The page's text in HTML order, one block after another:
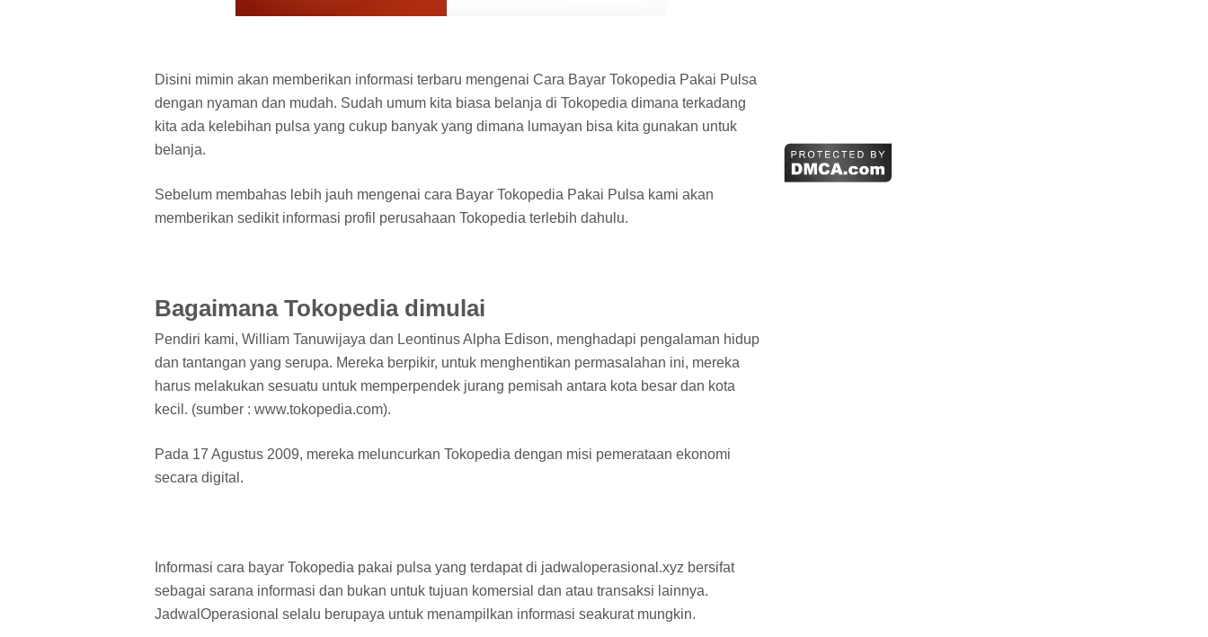
Disini mimin akan memberikan informasi terbaru mengenai Cara Bayar Tokopedia Pakai Pulsa
dengan nyaman dan mudah. Sudah umum kita biasa belanja di Tokopedia dimana terkadang
kita ada kelebihan pulsa yang cukup banyak yang dimana lumayan bisa kita gunakan untuk
belanja.
Sebelum membahas lebih jauh mengenai cara Bayar Tokopedia Pakai Pulsa kami akan
memberikan sedikit informasi profil perusahaan Tokopedia terlebih dahulu.
Bagaimana Tokopedia dimulai
Pendiri kami, William Tanuwijaya dan Leontinus Alpha Edison, menghadapi pengalaman hidup
dan tantangan yang serupa. Mereka berpikir, untuk menghentikan permasalahan ini, mereka
harus melakukan sesuatu untuk memperpendek jurang pemisah antara kota besar dan kota
kecil. (sumber : www.tokopedia.com).
Pada 17 Agustus 2009, mereka meluncurkan Tokopedia dengan misi pemerataan ekonomi
secara digital.
Informasi cara bayar Tokopedia pakai pulsa yang terdapat di jadwaloperasional.xyz bersifat
sebagai sarana informasi dan bukan untuk tujuan komersial dan atau transaksi lainnya.
JadwalOperasional selalu berupaya untuk menampilkan informasi seakurat mungkin.